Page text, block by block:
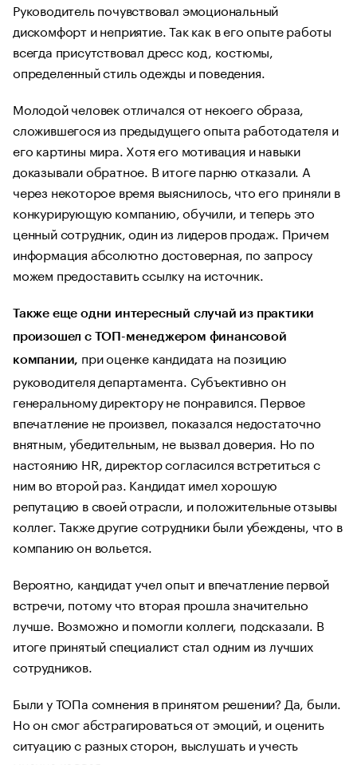
Руководитель почувствовал эмоциональный
дискомфорт и неприятие. Так как в его опыте работы
всегда присутствовал дресс код, костюмы,
определенный стиль одежды и поведения.
Молодой человек отличался от некоего образа,
сложившегося из предыдущего опыта работодателя и
его картины мира. Хотя его мотивация и навыки
доказывали обратное. В итоге парню отказали. А
через некоторое время выяснилось, что его приняли в
конкурирующую компанию, обучили, и теперь это
ценный сотрудник, один из лидеров продаж. Причем
информация абсолютно достоверная, по запросу
можем предоставить ссылку на источник.
Также еще одни интересный случай из практики
произошел с ТОП-менеджером финансовой
компании, при оценке кандидата на позицию
руководителя департамента. Субъективно он
генеральному директору не понравился. Первое
впечатление не произвел, показался недостаточно
внятным, убедительным, не вызвал доверия. Но по
настоянию HR, директор согласился встретиться с
ним во второй раз. Кандидат имел хорошую
репутацию в своей отрасли, и положительные отзывы
коллег. Также другие сотрудники были убеждены, что в
компанию он вольется.
Вероятно, кандидат учел опыт и впечатление первой
встречи, потому что вторая прошла значительно
лучше. Возможно и помогли коллеги, подсказали. В
итоге принятый специалист стал одним из лучших
сотрудников.
Были у ТОПа сомнения в принятом решении? Да, были.
Но он смог абстрагироваться от эмоций, и оценить
ситуацию с разных сторон, выслушать и учесть